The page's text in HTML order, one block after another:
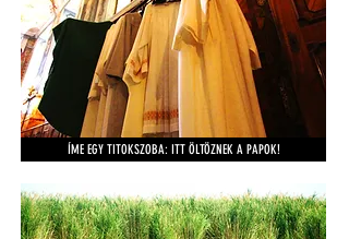
ÍME EGY TITOKSZOBA: ITT ÖLTÖZNEK A PAPOK!